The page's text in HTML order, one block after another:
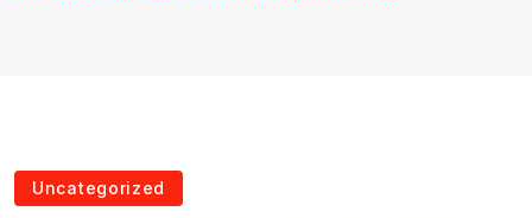
Uncategorized